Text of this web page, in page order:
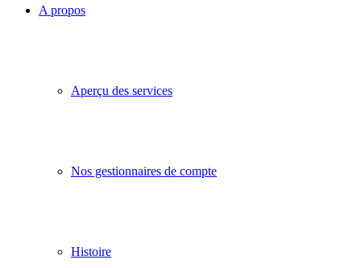
A propos
Aperçu des services
Nos gestionnaires de compte
Histoire